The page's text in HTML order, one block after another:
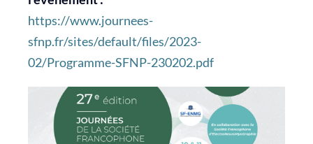
https://www.journees-
sfnp.fr/sites/default/files/2023-
02/Programme-SFNP-230202.pdf